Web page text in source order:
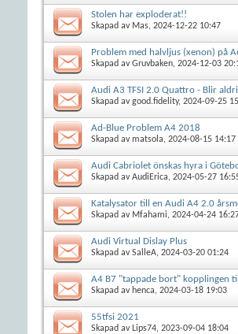
Stolen har exploderat!!
Skapad av Mas, 2024-12-22 10:47
Problem med halvljus (xenon) på
Skapad avGruvbaken, 2024-12-03
Audi A3 TFSI 2.0 Quattro - Blir
Skapad avgood.fidelity, 2024-09-25
Ad-Blue Problem A4 2018
Skapad avmatsola, 2024-08-15 14:17
Audi Cabriolet önskas hyra i
Skapad avAudiErica, 2024-05-27
Katalysator till en Audi A4 2.0
Skapad av Mfahami, 2024-04-24
Audi Virtual Dislay Plus
Skapad avSalleA, 2024-03-20 01:24
A4 B7 "tappade bort" kopplingen
Skapad av henca, 2024-03-18 19:03
55tfsi 2021
Skapad av Lips74, 2023-09-04 18:04